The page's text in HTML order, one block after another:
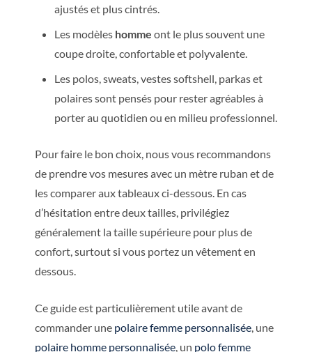
ajustés et plus cintrés.
Les modèles homme ont le plus souvent une
coupe droite, confortable et polyvalente.
Les polos, sweats, vestes softshell, parkas et
polaires sont pensés pour rester agréables à
porter au quotidien ou en milieu professionnel.
Pour faire le bon choix, nous vous recommandons
de prendre vos mesures avec un mètre ruban et de
les comparer aux tableaux ci-dessous. En cas
d’hésitation entre deux tailles, privilégiez
généralement la taille supérieure pour plus de
confort, surtout si vous portez un vêtement en
dessous.
Ce guide est particulièrement utile avant de
commander une polaire femme personnalisée, une
polaire homme personnalisée, un polo femme